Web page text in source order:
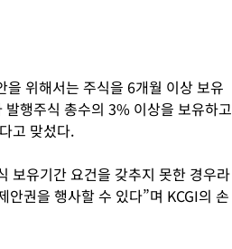
위해서는 주식을 6개월 이상 보유
행주식 총수의 3% 이상을 보유하고
고 맞섰다.
보유기간 요건을 갖추지 못한 경우라
권을 행사할 수 있다”며 KCGI의 손